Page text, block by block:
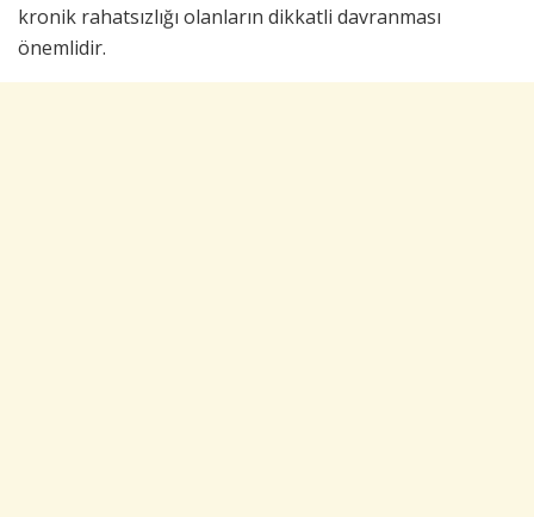
kronik rahatsızlığı olanların dikkatli davranması
önemlidir.